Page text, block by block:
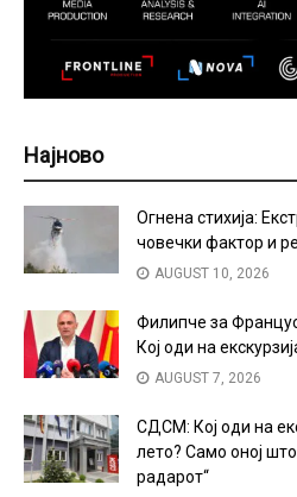
Најново
Огнена стихија:
човечки фактор и
AUGUST 10, 2026
Филипче за
Кој оди на
AUGUST 7, 2026
СДСМ: Кој оди на
лето? Само оној
радарот“